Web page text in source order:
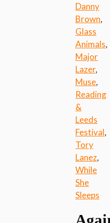
Danny
Brown,
Glass
Animals,
Major
Lazer,
Muse,
Reading
&
Leeds
Festival,
Tory
Lanez,
While
She
Sleeps